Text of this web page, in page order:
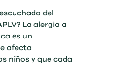
del
La alergia a
es un
afecta
niños y que cada